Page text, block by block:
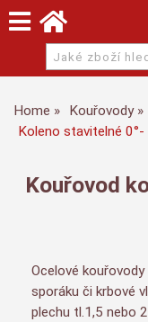
Home Kouřovody
Koleno stavitelné
Kouřovod
Ocelové
sporáku či krbové
plechu tl.1,5 nebo